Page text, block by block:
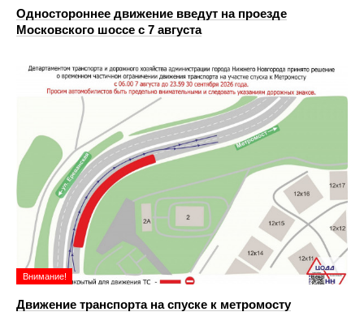
Одностороннее движение введут на проезде
Московского шоссе с 7 августа
Внимание!
Движение транспорта на спуске к метромосту